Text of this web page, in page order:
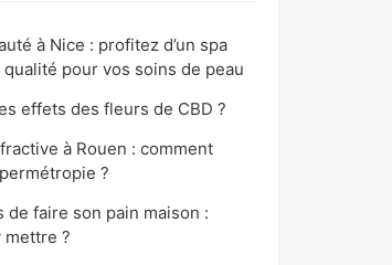
à Nice : profitez d’un spa
pour vos soins de peau
effets des fleurs de CBD ?
à Rouen : comment
?
de faire son pain maison :
mettre ?